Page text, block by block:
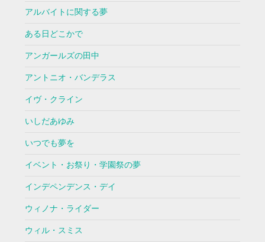
アルバイトに関する夢
ある日どこかで
アンガールズの田中
アントニオ・バンデラス
イヴ・クライン
いしだあゆみ
いつでも夢を
イベント・お祭り・学園祭の夢
インデペンデンス・デイ
ウィノナ・ライダー
ウィル・スミス